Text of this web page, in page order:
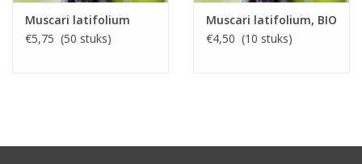
Muscari latifolium
€5,75 (50 stuks)
Muscari latifolium, BIO
€4,50 (10 stuks)